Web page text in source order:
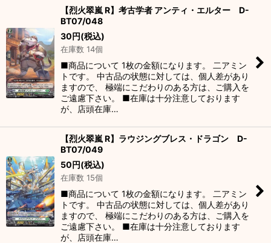
【烈火翠嵐 R】考古学者 アンティ・エルター D-
BT07/048
30円(税込)
在庫数 14個
■商品について 1枚の金額になります。 二アミン
トです。 中古品の状態に対しては、個人差があり
ますので、 極端にこだわりのある方は、ご購入を
ご遠慮下さい。 ■在庫は十分注意しております
が、店頭在庫…
【烈火翠嵐 R】ラウジングブレス・ドラゴン D-
BT07/049
50円(税込)
在庫数 15個
■商品について 1枚の金額になります。 二アミン
トです。 中古品の状態に対しては、個人差があり
ますので、 極端にこだわりのある方は、ご購入を
ご遠慮下さい。 ■在庫は十分注意しております
が、店頭在庫…